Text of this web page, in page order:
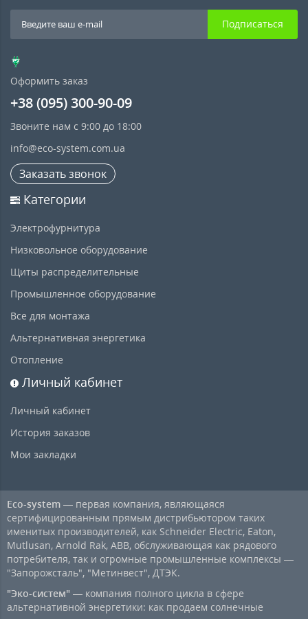
Подписаться
Оформить заказ
+38 (095) 300-90-09
Звоните нам с 9:00 до 18:00
info@eco-system.com.ua
Заказать звонок
Категории
Электрофурнитура
Низковольное оборудование
Щиты распределительные
Промышленное оборудование
Все для монтажа
Альтернативная энергетика
Отопление
Личный кабинет
Личный кабинет
История заказов
Мои закладки
Eco-system — первая компания, являющаяся
сертифицированным прямым дистрибьютором таких
именитых производителей, как Schneider Electric, Eaton,
Mutlusan, Arnold Rak, ABB, обслуживающая как рядового
потребителя, так и огромные промышленные комплексы —
"Запорожсталь", "Метинвест", ДТЭК.
"Эко-систем" — компания полного цикла в сфере
альтернативной энергетики: как продаем солнечные